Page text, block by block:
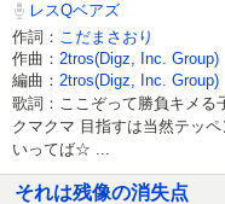
レスQベアズ
作詞： こだまさおり
作曲： 2tros(Digz, Inc. Group)
編曲： 2tros(Digz, Inc. Group)
歌詞：ここぞって勝負キメる
クマクマ 目指すは当然テッ
いってば☆ ...
それは残像の消失点